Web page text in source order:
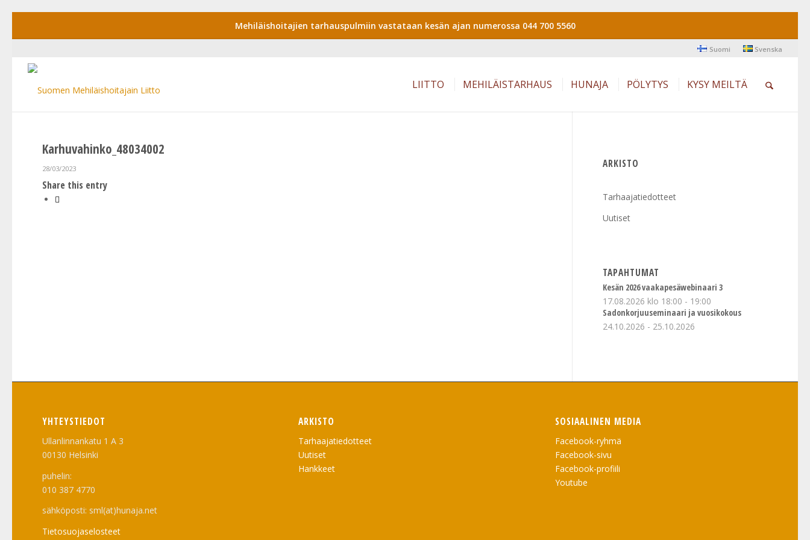
Mehiläishoitajien tarhauspulmiin vastataan kesän ajan numerossa 044 700 5560
Suomi Svenska
LIITTO MEHILÄISTARHAUS HUNAJA PÖLYTYS KYSY MEILTÄ
Karhuvahinko_48034002
28/03/2023
Share this entry
ARKISTO
Tarhaajatiedotteet
Uutiset
TAPAHTUMAT
Kesän 2026 vaakapesäwebinaari 3
17.08.2026 klo 18:00 - 19:00
Sadonkorjuuseminaari ja vuosikokous
24.10.2026 - 25.10.2026
YHTEYSTIEDOT
Ullanlinnankatu 1 A 3
00130 Helsinki
puhelin:
010 387 4770
sähköposti: sml(at)hunaja.net
Tietosuojaselosteet
ARKISTO
Tarhaajatiedotteet
Uutiset
Hankkeet
SOSIAALINEN MEDIA
Facebook-ryhmä
Facebook-sivu
Facebook-profiili
Youtube